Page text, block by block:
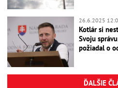
26.6.2025
Kotlár si
Svoju
požiadal o
ĎALŠIE